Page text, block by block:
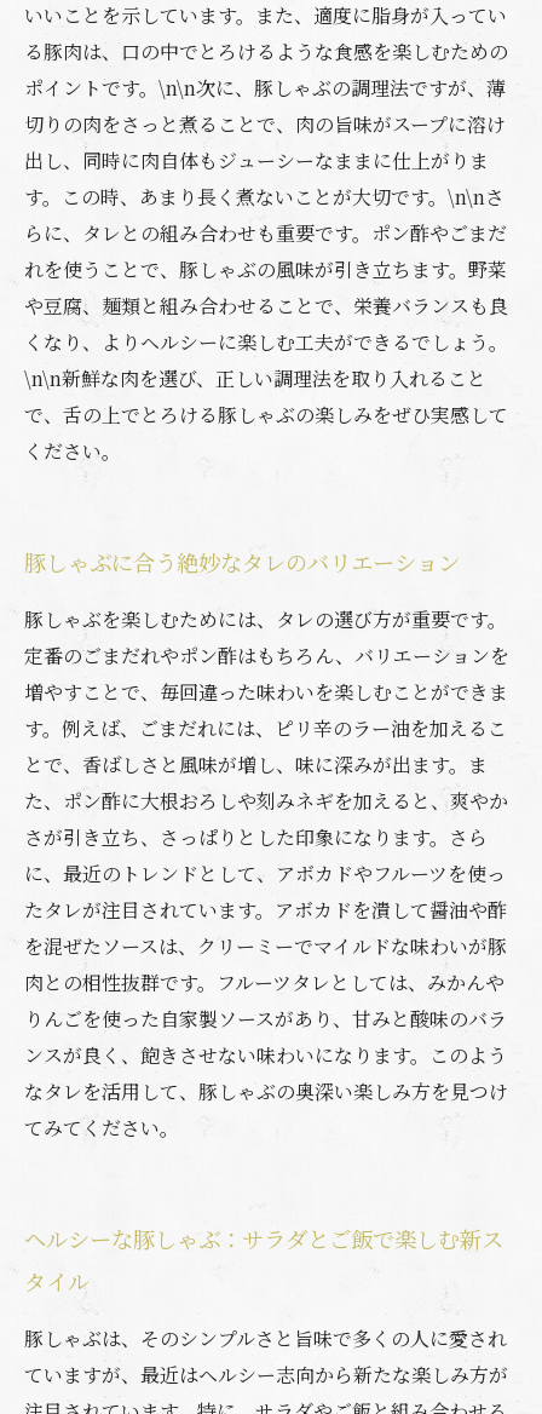
いいことを示しています。また、適度に脂身が入ってい
る豚肉は、口の中でとろけるような食感を楽しむための
ポイントです。\n\n次に、豚しゃぶの調理法ですが、薄
切りの肉をさっと煮ることで、肉の旨味がスープに溶け
出し、同時に肉自体もジューシーなままに仕上がりま
す。この時、あまり長く煮ないことが大切です。\n\nさ
らに、タレとの組み合わせも重要です。ポン酢やごまだ
れを使うことで、豚しゃぶの風味が引き立ちます。野菜
や豆腐、麺類と組み合わせることで、栄養バランスも良
くなり、よりヘルシーに楽しむ工夫ができるでしょう。
\n\n新鮮な肉を選び、正しい調理法を取り入れること
で、舌の上でとろける豚しゃぶの楽しみをぜひ実感して
ください。
豚しゃぶに合う絶妙なタレのバリエーション
豚しゃぶを楽しむためには、タレの選び方が重要です。
定番のごまだれやポン酢はもちろん、バリエーションを
増やすことで、毎回違った味わいを楽しむことができま
す。例えば、ごまだれには、ピリ辛のラー油を加えるこ
とで、香ばしさと風味が増し、味に深みが出ます。ま
た、ポン酢に大根おろしや刻みネギを加えると、爽やか
さが引き立ち、さっぱりとした印象になります。さら
に、最近のトレンドとして、アボカドやフルーツを使っ
たタレが注目されています。アボカドを潰して醤油や酢
を混ぜたソースは、クリーミーでマイルドな味わいが豚
肉との相性抜群です。フルーツタレとしては、みかんや
りんごを使った自家製ソースがあり、甘みと酸味のバラ
ンスが良く、飽きさせない味わいになります。このよう
なタレを活用して、豚しゃぶの奥深い楽しみ方を見つけ
てみてください。
ヘルシーな豚しゃぶ：サラダとご飯で楽しむ新ス
タイル
豚しゃぶは、そのシンプルさと旨味で多くの人に愛され
ていますが、最近はヘルシー志向から新たな楽しみ方が